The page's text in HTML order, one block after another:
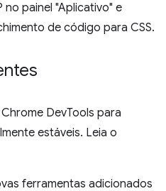
painel "Aplicativo" e
de código para CSS.
DevTools para
estáveis. Leia o
ferramentas adicionados